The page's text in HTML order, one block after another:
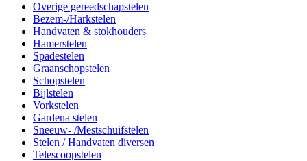
Overige gereedschapstelen
Bezem-/Harkstelen
Handvaten & stokhouders
Hamerstelen
Spadestelen
Graanschopstelen
Schopstelen
Bijlstelen
Vorkstelen
Gardena stelen
Sneeuw- /Mestschuifstelen
Stelen / Handvaten diversen
Telescoopstelen